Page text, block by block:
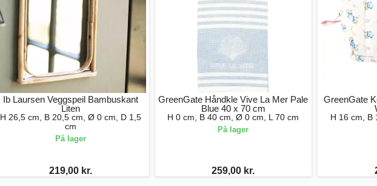
Ib Laursen Veggspeil Bambuskant
Liten
H 26,5 cm, B 20,5 cm, Ø 0 cm, D 1,5
cm
På lager
219,00 kr.
GreenGate Håndkle Vive La Mer Pale
Blue 40 x 70 cm
H 0 cm, B 40 cm, Ø 0 cm, L 70 cm
På lager
259,00 kr.
GreenGate
H 16 cm, B